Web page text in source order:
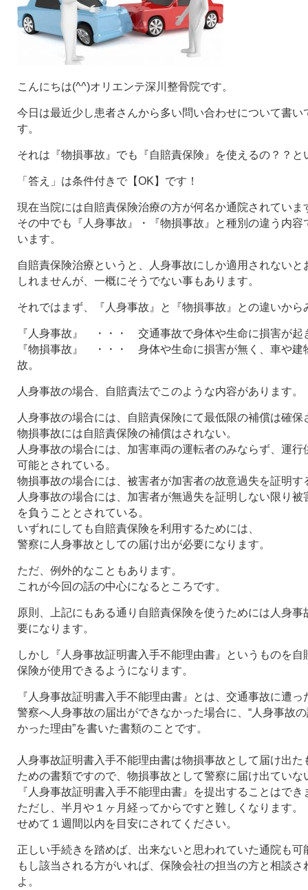
こんにちは(^^)オリエンテ深川整骨院です。
今日は最近少し患者さんから多い問い合わせについて書い
す。
それは『物損事故』でも『自賠責保険』を使えるの？？と
「答え」は条件付きで【OK】です！
現在当院には自賠責保険治療の方が何名か通院されていま
その中でも『人身事故』・『物損事故』と種別の違う内容
います。
自賠責保険治療というと、人身事故にしか適用されないと
しれませんが、一概にそうでない事もあります。
それではまず、『人身事故』と『物損事故』との違いから
『人身事故』 ・・・ 交通事故で身体や生命に損害が起
『物損事故』 ・・・ 身体や生命に損害が無く、車や建
故。
人身事故の場合、自賠責法でこのような内容があります。
人身事故の場合には、自賠責保険にて最低限の補償は確保
物損事故には自賠責保険の補償はされない。
人身事故の場合には、加害車両の運転者のみならず、運
可能とされている。
物損事故の場合には、被害者が加害者の故意過失を証明す
人身事故の場合には、加害者が無過失を証明しない限り
を負うこととされている。
いずれにしても自賠責保険を利用するためには、
警察に人身事故としての届け出が必要になります。
ただ、例外的なこともあります。
これが今回の話の中心になるところです。
原則、上記にもある通り自賠責保険を使うためには人身事
要になります。
しかし『人身事故証明書入手不能理由書』というものを自
保険が使用できるようになります。
『人身事故証明書入手不能理由書』とは、交通事故に遭っ
警察へ人身事故の届出ができなかった場合に、“人身事故の
かった理由”を書いた書類のことです。
人身事故証明書入手不能理由書は物損事故として届け出
ための書類ですので、物損事故として警察に届け出ていな
『人身事故証明書入手不能理由書』を提出することはでき
ただし、半月や１ヶ月経ってからですと難しくなります。
せめて１週間以内を目安にされてください。
正しい手続きを踏めば、出来ないと思われていた通院も可
もし該当される方がいれば、保険会社の担当の方と相談さ
よ。